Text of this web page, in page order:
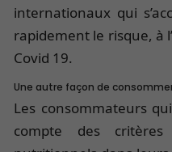
internationaux qui
rapidement le risque, à
Covid 19.
Une autre façon de
Les consommateurs
compte des critères